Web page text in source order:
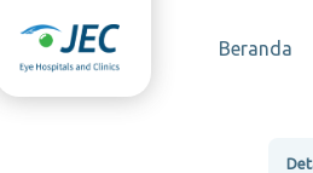
Beranda